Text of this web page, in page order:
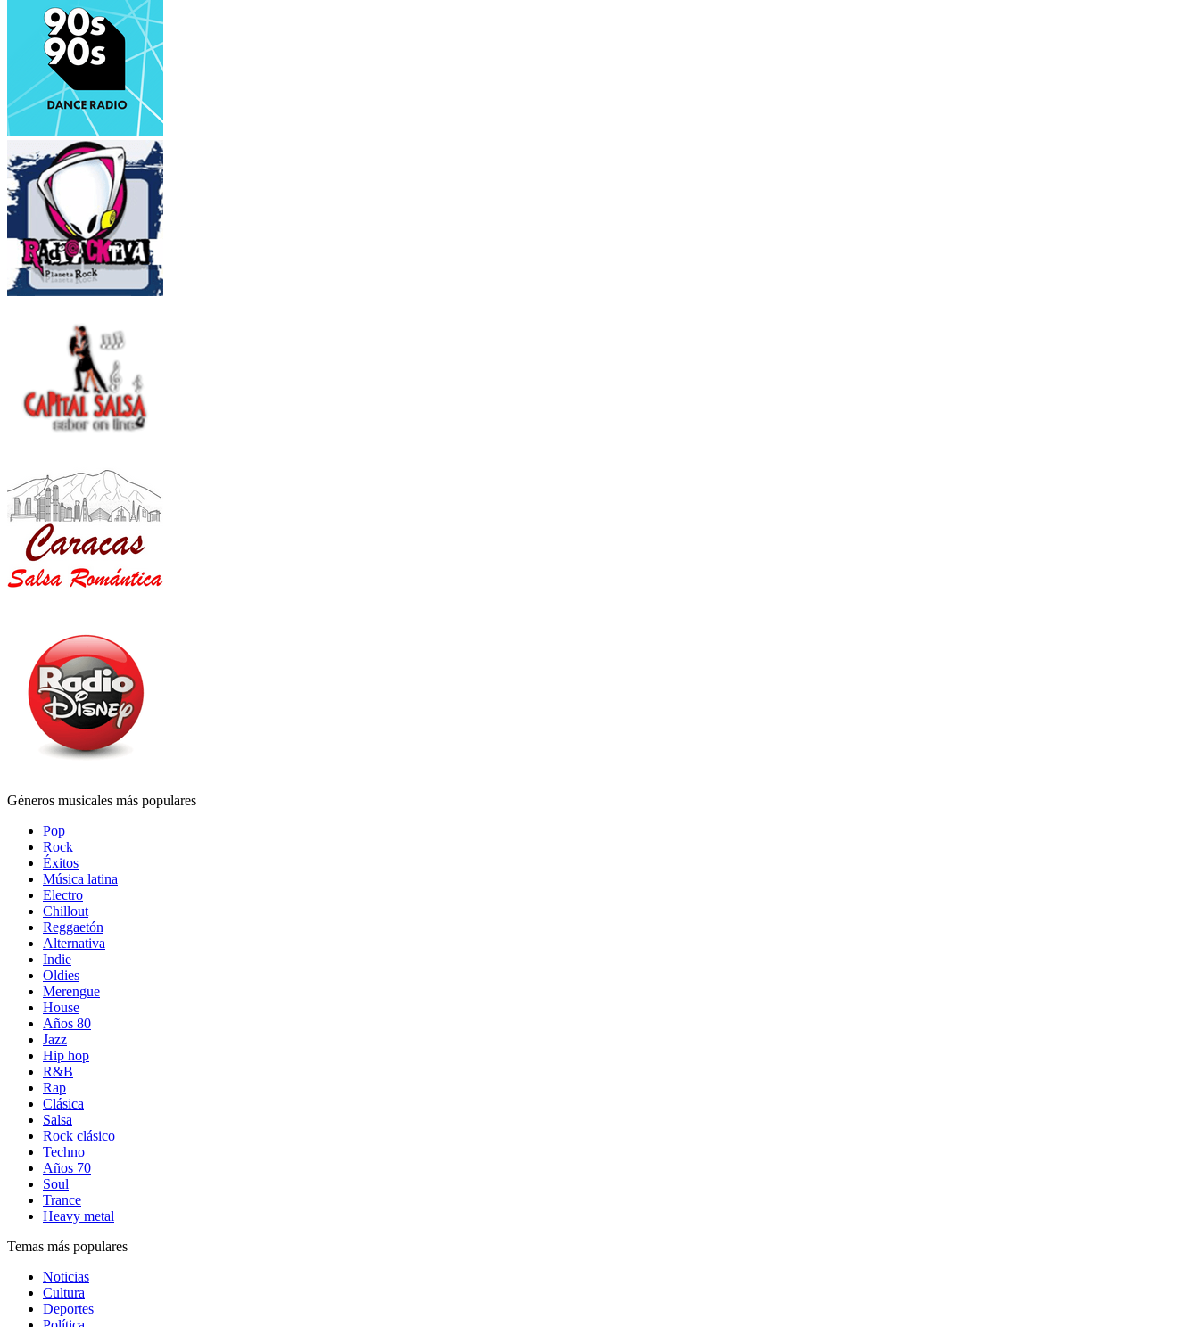
Géneros musicales más populares
Pop
Rock
Éxitos
Música latina
Electro
Chillout
Reggaetón
Alternativa
Indie
Oldies
Merengue
House
Años 80
Jazz
Hip hop
R&B
Rap
Clásica
Salsa
Rock clásico
Techno
Años 70
Soul
Trance
Heavy metal
Temas más populares
Noticias
Cultura
Deportes